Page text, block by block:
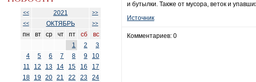
<< 2021
>>
<<
ОКТЯБРЬ >>
пн вт ср чт пт сб
вс
1
2
3
4
5 6 7 8 9
10
11
12 13 14 15 16
17
18
19 20 21 22 23
24
и бутылки. Также от мусора, веток и
Источник
Комментариев: 0